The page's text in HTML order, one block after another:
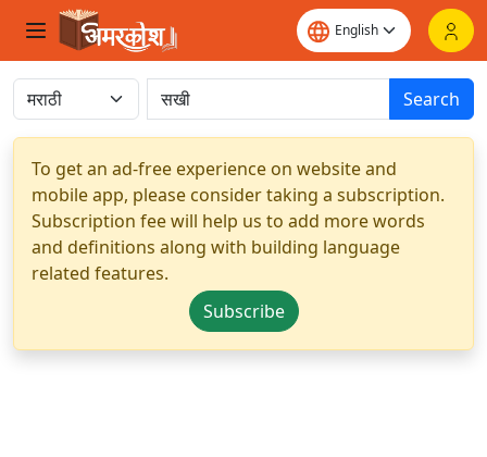
Search
To get an ad-free experience on website and
mobile app, please consider taking a subscription.
Subscription fee will help us to add more words
and definitions along with building language
related features.
Subscribe